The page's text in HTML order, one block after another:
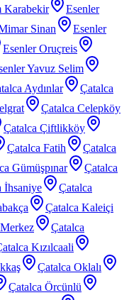
Karabekir
Esenler
Sinan
Esenler
Esenler Oruçreis
Yavuz Selim
Aydınlar
Çatalca
Çatalca Celepköy
Çatalca Çiftlikköy
Çatalca Fatih
Çatalca
Gümüşpınar
Çatalca
İhsaniye
Çatalca
Çatalca Kaleiçi
Çatalca
Kızılcaali
Çatalca Oklalı
Çatalca Örcünlü